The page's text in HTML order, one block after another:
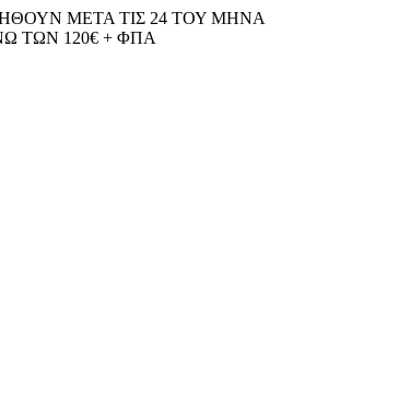
ΜΕΤΑ ΤΙΣ 24 ΤΟΥ ΜΗΝΑ
ΤΩΝ 120€ + ΦΠΑ